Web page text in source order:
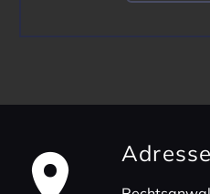
Adresse